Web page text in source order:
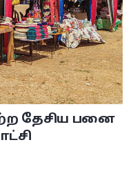
தேசிய பனை